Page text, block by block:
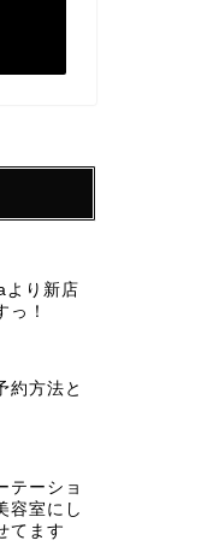
より新店
っ！
約方法と
テーショ
容室にし
てます